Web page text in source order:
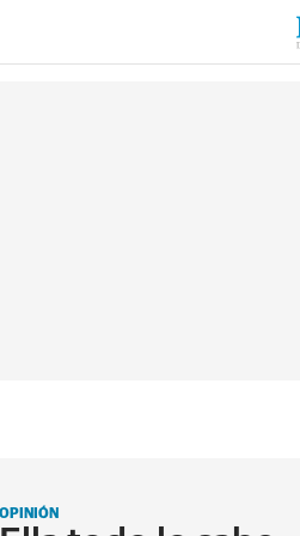
BIERZO SUCESOS
OPINIÓN